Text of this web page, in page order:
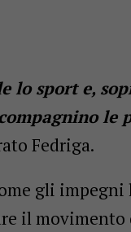
lo sport e,
le
Fedriga.
gli
il